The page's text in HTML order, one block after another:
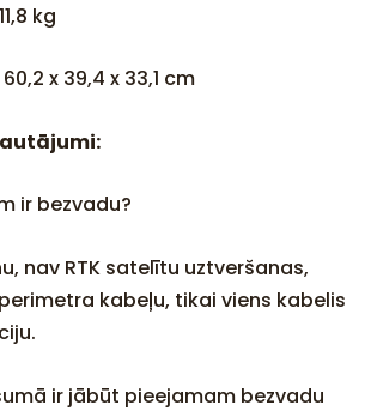
kg
x 39,4 x 33,1 cm
ir bezvadu?
nav RTK satelītu uztveršanas,
kabeļu, tikai viens kabelis
ir jābūt pieejamam bezvadu